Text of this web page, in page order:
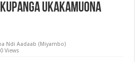
Ukakamuona
Ndi Aadaab (Miyambo)
Views